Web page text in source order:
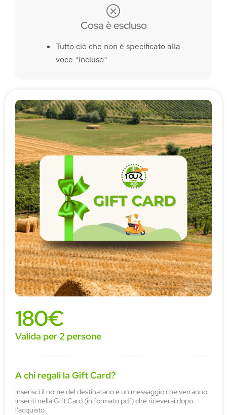
Cosa è escluso
Tutto ciò che non è specificato alla
voce "incluso"
180€
Valida per 2 persone
A chi regali la Gift Card?
Inserisci il nome del destinatario e un messaggio che verranno
inseriti nella Gift Card (in formato pdf) che riceverai dopo
l'acquisto.